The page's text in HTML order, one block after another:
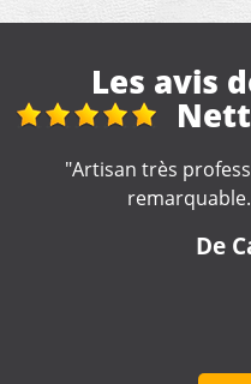
Les avis
"Merci,